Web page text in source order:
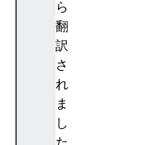
ら
翻
訳
さ
れ
ま
し